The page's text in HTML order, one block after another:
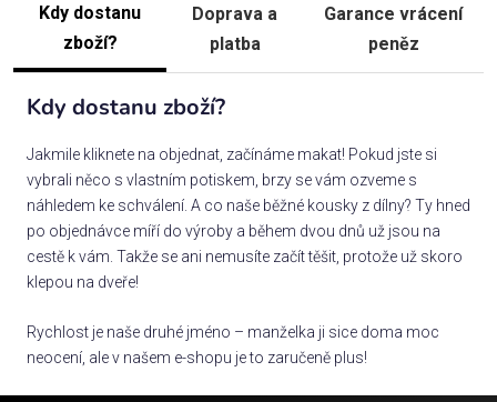
Kdy dostanu
zboží?
Doprava a
platba
Garance vrácení
peněz
Kdy dostanu zboží?
Jakmile kliknete na objednat, začínáme makat! Pokud jste si
vybrali něco s vlastním potiskem, brzy se vám ozveme s
náhledem ke schválení. A co naše běžné kousky z dílny? Ty hned
po objednávce míří do výroby a během dvou dnů už jsou na
cestě k vám. Takže se ani nemusíte začít těšit, protože už skoro
klepou na dveře!
Rychlost je naše druhé jméno – manželka ji sice doma moc
neocení, ale v našem e-shopu je to zaručeně plus!